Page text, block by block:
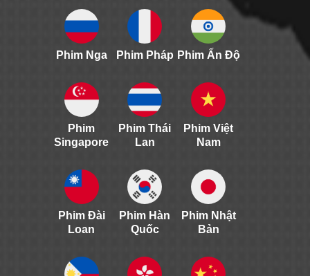
Phim Nga Phim Pháp Phim Ấn Độ
Phim
Singapore
Phim Thái
Lan
Phim Việt
Nam
Phim Đài
Loan
Phim Hàn
Quốc
Phim Nhật
Bản